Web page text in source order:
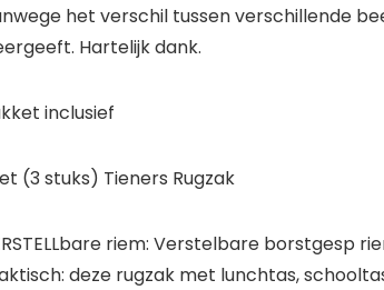
het verschil tussen verschillende
Hartelijk dank.
inclusief
(3 stuks) Tieners Rugzak
riem: Verstelbare borstgesp
deze rugzak met lunchtas,